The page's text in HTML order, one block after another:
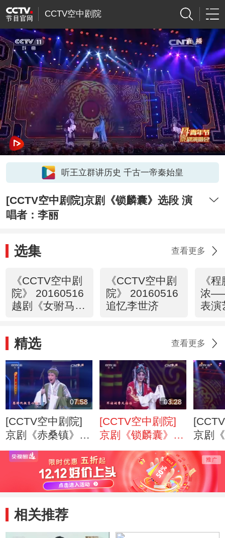
CCTV空中剧院
听王立群讲历史 千古一帝秦始皇
[CCTV空中剧院]京剧《锁麟囊》选段 演
唱者：李丽
选集 查看更多
《CCTV空中剧
院》 20160516
越剧《女驸马》
《CCTV空中剧
院》 20160516
追忆李世济
《
浓
表演
精选 查看更多
07:58
[CCTV空中剧院]
京剧《赤桑镇》选
段 演唱者：侯宇
牛腾
03:28
[CCTV空中剧院]
京剧《锁麟囊》选
段 演唱者：李丽
京剧
段 演
相关推荐